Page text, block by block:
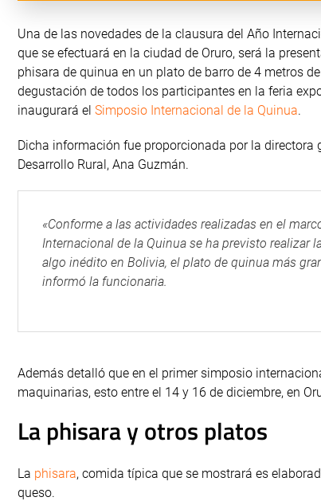
Una de las novedades de la clausura del Año
que se efectuará en la ciudad de Oruro, será la
phisara de quinua en un plato de barro de 4 metros
degustación de todos los participantes en la feria
inaugurará el Simposio Internacional de la Quinua.
Dicha información fue proporcionada por la directora
Desarrollo Rural, Ana Guzmán.
«Conforme a las actividades realizadas en el
Internacional de la Quinua se ha previsto realizar
algo inédito en Bolivia, el plato de quinua más
informó la funcionaria.
Además detalló que en el primer simposio
maquinarias, esto entre el 14 y 16 de diciembre, en
La phisara y otros platos
La phisara, comida típica que se mostrará es
queso.